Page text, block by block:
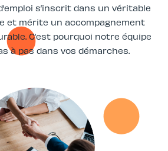
s’inscrit dans un véritable
et mérite un accompagnement
C’est pourquoi notre équipe
à pas dans vos démarches.